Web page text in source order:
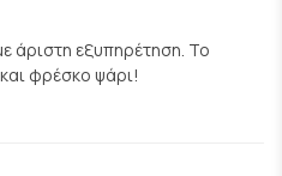
άριστη εξυπηρέτηση. Το
φρέσκο ψάρι!